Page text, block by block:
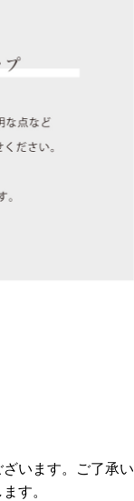
います。ご了承い
す。